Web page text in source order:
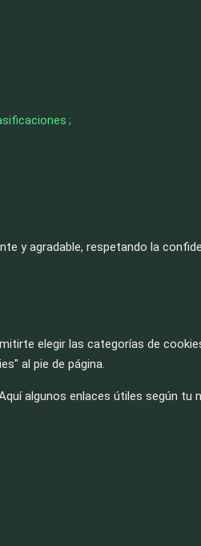
;
y agradable, respetando la
elegir las categorías de
al pie de página.
algunos enlaces útiles según tu